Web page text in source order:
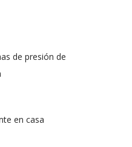
de presión de
en casa